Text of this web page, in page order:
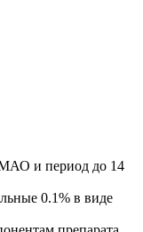
и период до 14
0.1% в виде